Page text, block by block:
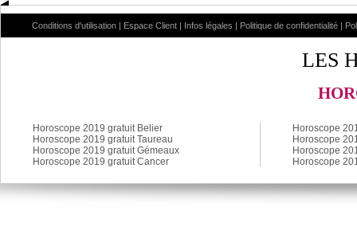
Conditions d'utilisation | Espace Client | Infos légales | Politique de confidentialité |
LES
Horoscope 2019 gratuit Belier
Horoscope 2019 gratuit Taureau
Horoscope 2019 gratuit Gémeaux
Horoscope 2019 gratuit Cancer
Horoscope
Horoscope
Horoscope
Horoscope